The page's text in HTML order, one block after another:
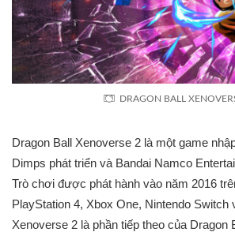
DRAGON BALL
Dragon Ball Xenoverse 2 là một game
Dimps phát triển và Bandai Namco
Trò chơi được phát hành vào năm 2016
PlayStation 4, Xbox One, Nintendo Switch
Xenoverse 2 là phần tiếp theo của Dragon